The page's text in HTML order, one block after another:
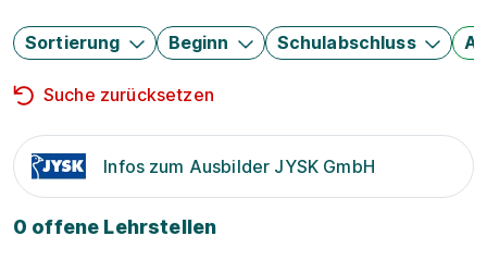
Sortierung Beginn Schulabschluss
Suche zurücksetzen
Infos zum Ausbilder JYSK GmbH
0 offene Lehrstellen